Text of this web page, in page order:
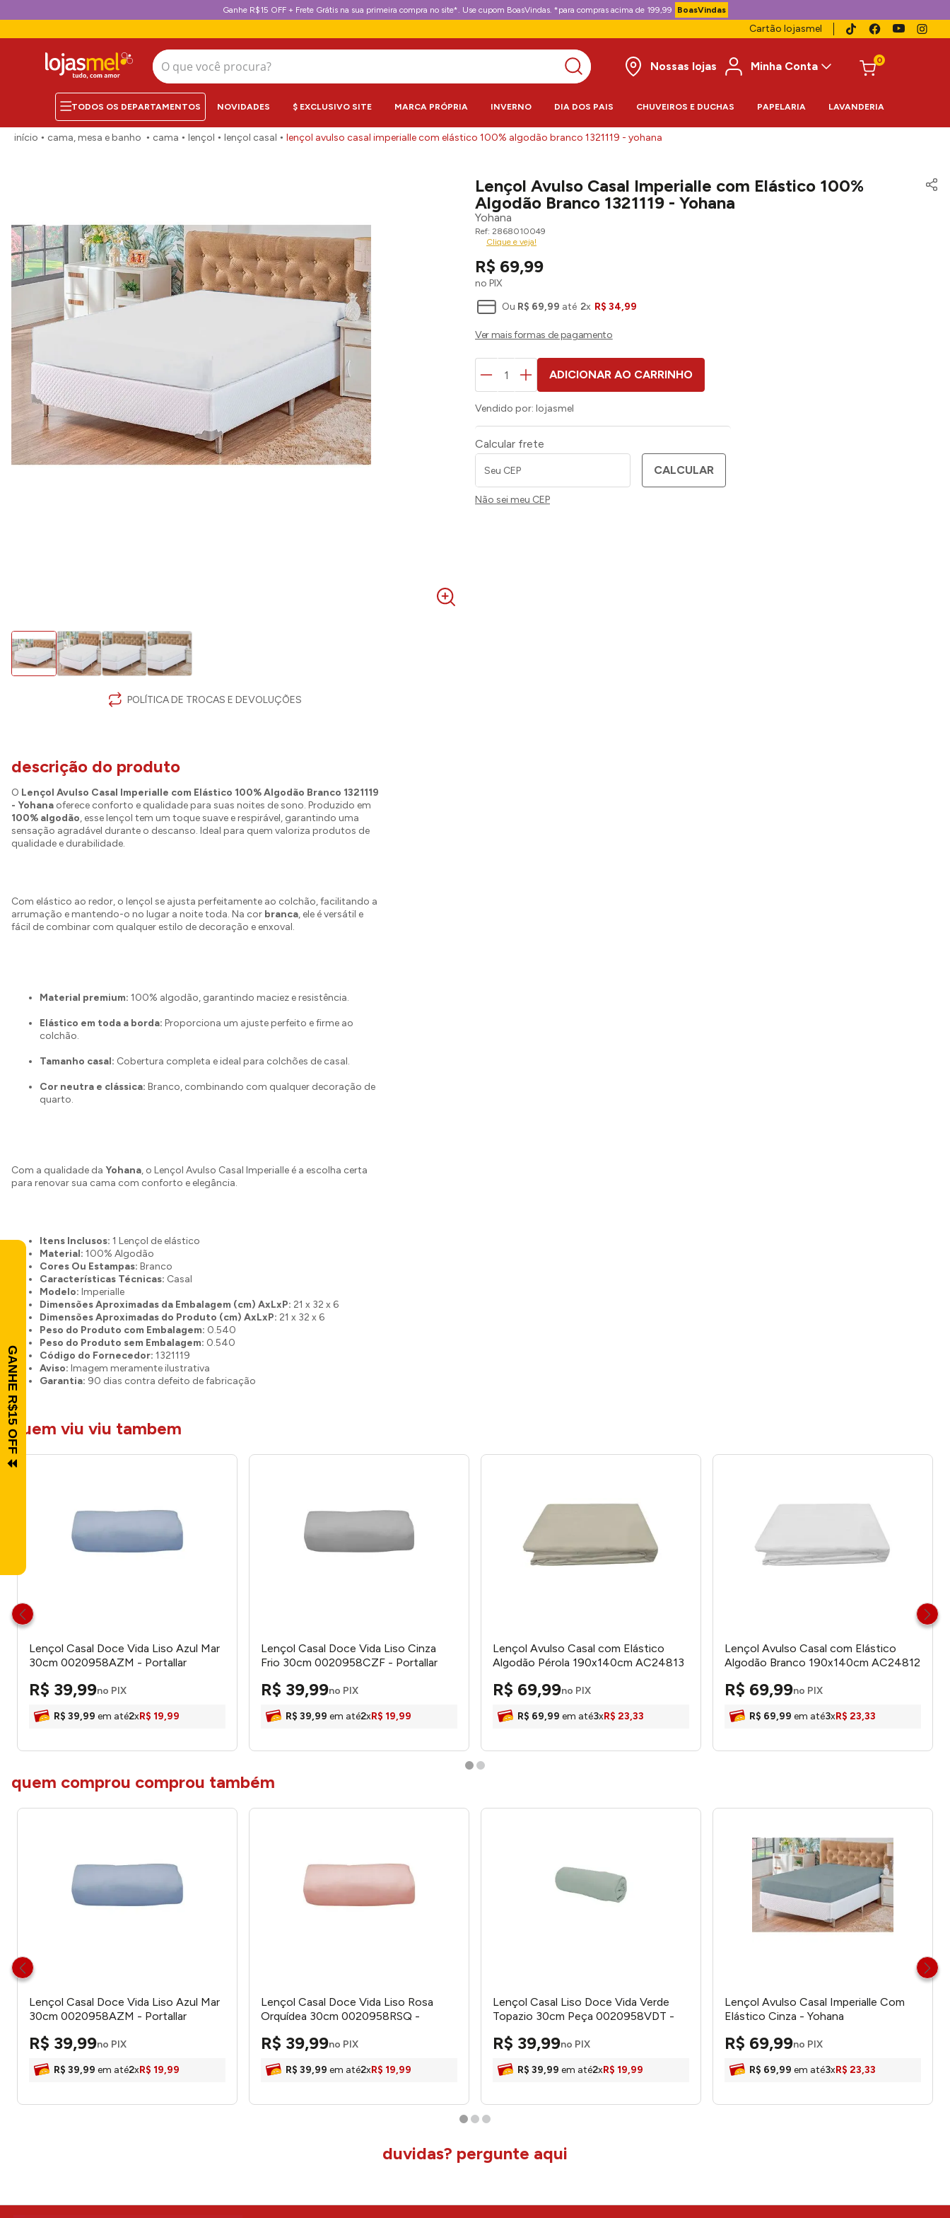
Ganhe R$15 OFF + Frete Grátis na sua primeira compra no site*. Use cupom BoasVindas. *para compras acima de 199,99 BoasVindas
Cartão lojasmel
O que você procura?
Nossas lojas
Minha Conta 0
NOVIDADES $ EXCLUSIVO SITE MARCA PRÓPRIA INVERNO DIA DOS PAIS CHUVEIROS E DUCHAS PAPELARIA LAVANDERIA
cama, mesa e banho cama lençol lençol casal lençol avulso casal imperialle com elástico 100% algodão branco 1321119 - yohana
POLÍTICA DE TROCAS E DEVOLUÇÕES
Lençol Avulso Casal Imperialle com Elástico 100%
Algodão Branco 1321119 - Yohana
Yohana
2868010049
Clique e veja!
R$ 69,99
no PIX
Ou R$ 69,99 até 2x R$ 34,99
ADICIONAR AO CARRINHO
Vendido por: lojasmel
Calcular frete
CALCULAR
Não sei meu CEP
descrição do produto
O Lençol Avulso Casal Imperialle com Elástico 100% Algodão Branco 1321119
- Yohana oferece conforto e qualidade para suas noites de sono. Produzido em
100% algodão, esse lençol tem um toque suave e respirável, garantindo uma
sensação agradável durante o descanso. Ideal para quem valoriza produtos de
qualidade e durabilidade.
Com elástico ao redor, o lençol se ajusta perfeitamente ao colchão, facilitando a
arrumação e mantendo-o no lugar a noite toda. Na cor branca, ele é versátil e
fácil de combinar com qualquer estilo de decoração e enxoval.
Material premium: 100% algodão, garantindo maciez e resistência.
Elástico em toda a borda: Proporciona um ajuste perfeito e firme ao
colchão.
Tamanho casal: Cobertura completa e ideal para colchões de casal.
Cor neutra e clássica: Branco, combinando com qualquer decoração de
quarto.
Com a qualidade da Yohana, o Lençol Avulso Casal Imperialle é a escolha certa
para renovar sua cama com conforto e elegância.
Itens Inclusos: 1 Lençol de elástico
Material: 100% Algodão
Cores Ou Estampas: Branco
Características Técnicas: Casal
Modelo: Imperialle
Dimensões Aproximadas da Embalagem (cm) AxLxP: 21 x 32 x 6
Dimensões Aproximadas do Produto (cm) AxLxP: 21 x 32 x 6
Peso do Produto com Embalagem: 0.540
Peso do Produto sem Embalagem: 0.540
Código do Fornecedor: 1321119
Aviso: Imagem meramente ilustrativa
Garantia: 90 dias contra defeito de fabricação
quem viu viu tambem
Lençol Casal Doce Vida Liso Azul Mar
30cm 0020958AZM - Portallar
R$ 39,99no PIX
R$ 39,99 em até2xR$ 19,99
Lençol Casal Doce Vida Liso Cinza
Frio 30cm 0020958CZF - Portallar
R$ 39,99no PIX
R$ 39,99 em até2xR$ 19,99
Lençol Avulso Casal com Elástico
Algodão Pérola 190x140cm AC24813
R$ 69,99no PIX
R$ 69,99 em até3xR$ 23,33
Lençol Avulso Casal com Elástico
Algodão Branco 190x140cm AC24812
R$ 69,99no PIX
R$ 69,99 em até3xR$ 23,33
quem comprou comprou também
Lençol Casal Doce Vida Liso Azul Mar
30cm 0020958AZM - Portallar
R$ 39,99no PIX
R$ 39,99 em até2xR$ 19,99
Lençol Casal Doce Vida Liso Rosa
Orquídea 30cm 0020958RSQ -
R$ 39,99no PIX
R$ 39,99 em até2xR$ 19,99
Lençol Casal Liso Doce Vida Verde
Topazio 30cm Peça 0020958VDT -
R$ 39,99no PIX
R$ 39,99 em até2xR$ 19,99
Lençol Avulso Casal Imperialle Com
Elástico Cinza - Yohana
R$ 69,99no PIX
R$ 69,99 em até3xR$ 23,33
duvidas? pergunte aqui